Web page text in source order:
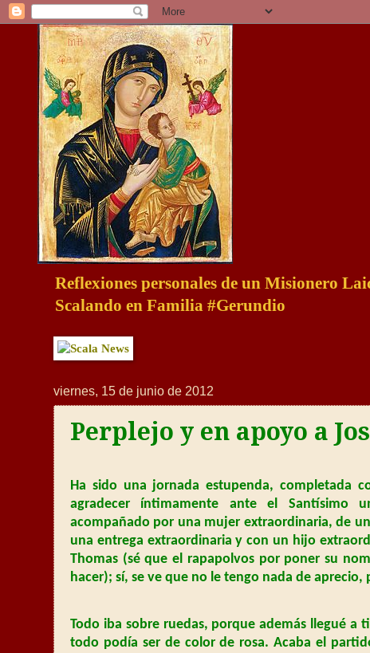
Reflexiones personales de un Misionero
Scalando en Familia #Gerundio
viernes, 15 de junio de 2012
Perplejo y en apoyo a
Ha sido una jornada estupenda, completada
agradecer íntimamente ante el Santísimo
acompañado por una mujer extraordinaria, de
una entrega extraordinaria y con un hijo
Thomas (sé que el rapapolvos por poner su
hacer); sí, se ve que no le tengo nada de aprecio,
Todo iba sobre ruedas, porque además llegué a
todo podía ser de color de rosa. Acaba el